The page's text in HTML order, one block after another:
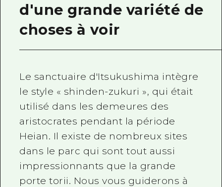
d'une grande variété de
choses à voir
Le sanctuaire d'Itsukushima intègre
le style « shinden-zukuri », qui était
utilisé dans les demeures des
aristocrates pendant la période
Heian. Il existe de nombreux sites
dans le parc qui sont tout aussi
impressionnants que la grande
porte torii. Nous vous guiderons à